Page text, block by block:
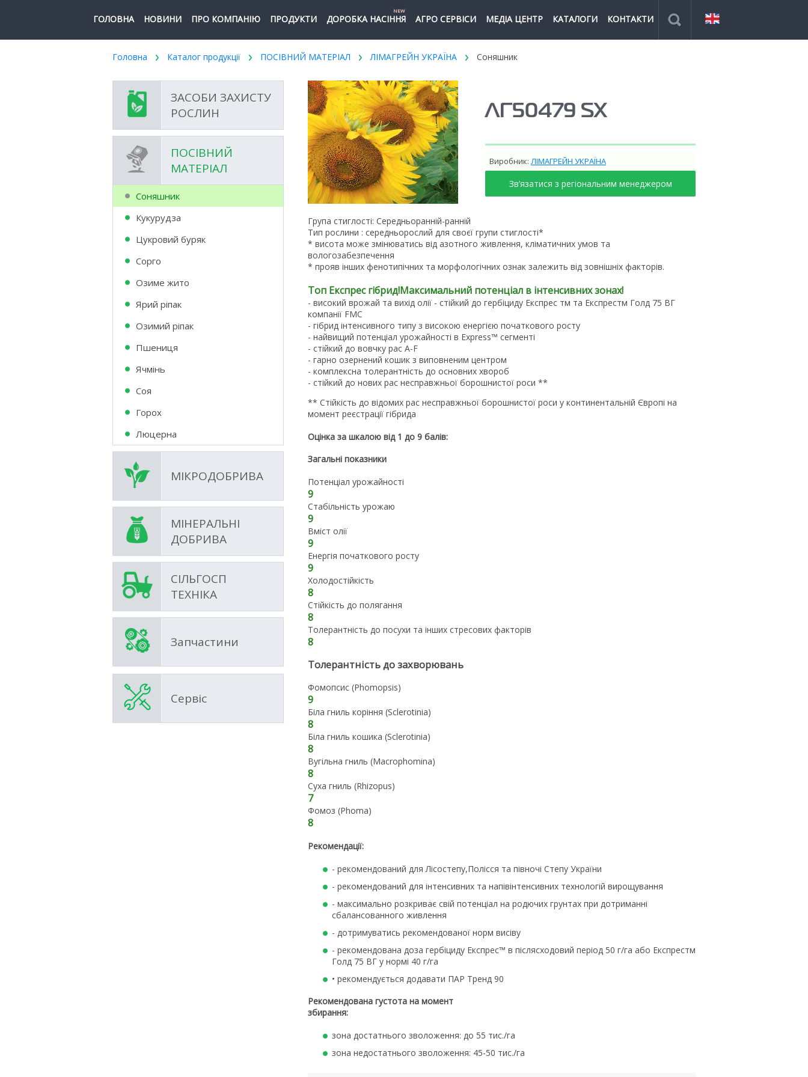
ГОЛОВНА НОВИНИ ПРО КОМПАНІЮ ПРОДУКТИ ДОРОБКА НАСІННЯ
NEW
АГРО СЕРВІСИ МЕДІА ЦЕНТР КАТАЛОГИ КОНТАКТИ
Головна Каталог продукції ПОСІВНИЙ МАТЕРІАЛ ЛІМАГРЕЙН УКРАЇНА Соняшник
ЗАСОБИ ЗАХИСТУ
РОСЛИН
ПОСІВНИЙ
МАТЕРІАЛ
Соняшник
Кукурудза
Цукровий буряк
Сорго
Озиме жито
Ярий ріпак
Озимий ріпак
Пшениця
Ячмінь
Соя
Горох
Люцерна
МІКРОДОБРИВА
МІНЕРАЛЬНІ
ДОБРИВА
СІЛЬГОСП
ТЕХНІКА
Запчастини
Сервіс
ЛГ50479 SX
Виробник: ЛІМАГРЕЙН УКРАЇНА
Зв’язатися з регіональним менеджером
Група стиглості: Середньоранній-ранній
Тип рослини : середньорослий для своєї групи стиглості*
* висота може змінюватись від азотного живлення, кліматичних умов та
вологозабезпечення
* прояв інших фенотипічних та морфологічних ознак залежить від зовнішніх факторів.
Топ Експрес гібрид!Максимальний потенціал в інтенсивних зонах!
- високий врожай та вихід олії - стійкий до гербіциду Експрес тм та Експрестм Голд 75 ВГ
компанії FMC
- гібрид інтенсивного типу з високою енергією початкового росту
- найвищий потенціал урожайності в Express™ сегменті
- стійкий до вовчку рас А-F
- гарно озернений кошик з виповненим центром
- комплексна толерантність до основних хвороб
- стійкий до нових рас несправжньої борошнистої роси **
** Стійкість до відомих рас несправжньої борошнистої роси у континентальній Європі на
момент реєстрації гібрида
Оцінка за шкалою від 1 до 9 балів:
Загальні показники
Потенціал урожайності
9
Стабільність урожаю
9
Вміст олії
9
Енергія початкового росту
9
Холодостійкість
8
Стійкість до полягання
8
Толерантність до посухи та інших стресових факторів
8
Толерантність до захворювань
Фомопсис (Phomopsis)
9
Біла гниль коріння (Sclerotinia)
8
Біла гниль кошика (Sclerotinia)
8
Вугільна гниль (Macrophomina)
8
Суха гниль (Rhizopus)
7
Фомоз (Phoma)
8
Рекомендації:
- рекомендований для Лісостепу,Полісся та півночі Степу України
- рекомендований для інтенсивних та напівінтенсивних технологій вирощування
- максимально розкриває свій потенціал на родючих грунтах при дотриманні
сбалансованного живлення
- дотримуватись рекомендованої норм висіву
- рекомендована доза гербіциду Експрес™ в післясходовий період 50 г/га або Експрестм
Голд 75 ВГ у нормі 40 г/га
• рекомендується додавати ПАР Тренд 90
Рекомендована густота на момент
збирання:
зона достатнього зволоження: до 55 тис./га
зона недостатнього зволоження: 45-50 тис./га